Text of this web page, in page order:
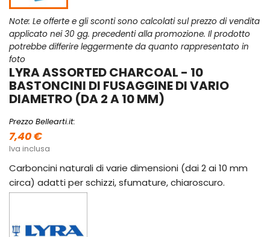
Note: Le offerte e gli sconti sono calcolati sul prezzo di vendita
applicato nei 30 gg. precedenti alla promozione. Il prodotto
potrebbe differire leggermente da quanto rappresentato in
foto
LYRA ASSORTED CHARCOAL - 10
BASTONCINI DI FUSAGGINE DI VARIO
DIAMETRO (DA 2 A 10 MM)
Prezzo Bellearti.it:
7,40 €
Iva inclusa
Carboncini naturali di varie dimensioni (dai 2 ai 10 mm
circa) adatti per schizzi, sfumature, chiaroscuro.